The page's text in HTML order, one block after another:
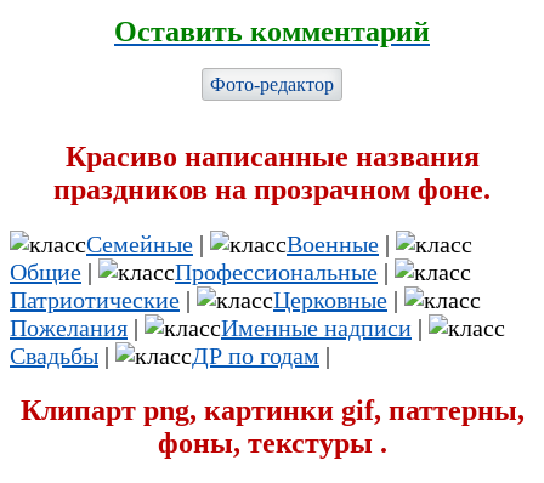
Оставить комментарий
Фото-редактор
Красиво написанные названия
праздников на прозрачном фоне.
Семейные | Военные |
Общие | Профессиональные |
Патриотические | Церковные |
Пожелания | Именные надписи |
Свадьбы | ДР по годам |
Клипарт png, картинки gif, паттерны,
фоны, текстуры .